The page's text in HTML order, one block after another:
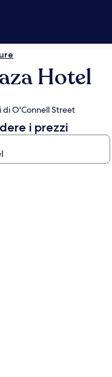
Hotel
di O'Connell Street
i prezzi